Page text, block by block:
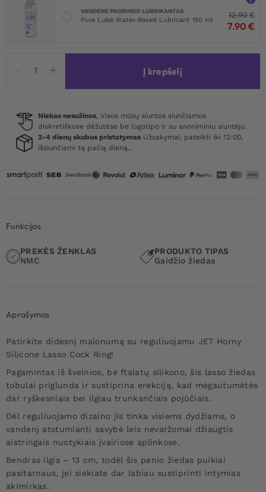
VANDENS PAGRINDO LUBRIKANTAS
Pure Lube Water-Based Lubricant 150 ml
12.90€
7.90 €
kiekis:
Silicone
Lasso
Cock
Į krepšelį
Niekas nesužinos, Visos mūsų siuntos siunčiamos
diskretiškose dėžutėse be logotipo ir su anoniminiu siuntėju.
2-4 dienų skubus pristatymas Užsakymai, pateikti iki 12:00,
išsiunčiami tą pačią dieną..
Funkcijos
PREKĖS ŽENKLAS
NMC
PRODUKTO TIPAS
Gaidžio žiedas
Aprašymas
Patirkite didesnį malonumą su reguliuojamu JET Horny
Silicone Lasso Cock Ring!
Pagamintas iš švelnios, be ftalatų silikono, šis lasso žiedas
tobulai priglunda ir sustiprina erekciją, kad mėgautumėtės
dar ryškesniais bei ilgiau trunkančiais pojūčiais.
Dėl reguliuojamo dizaino jis tinka visiems dydžiams, o
vandenį atstumianti savybė leis nevaržomai džiaugtis
aistringais nuotykiais įvairiose aplinkose.
Bendras ilgis – 13 cm, todėl šis penio žiedas puikiai
pasitarnaus, jei siekiate dar labiau sustiprinti intymias
akimirkas.